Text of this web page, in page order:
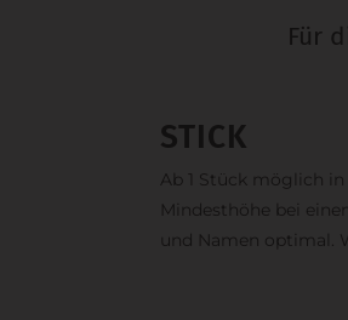
Für
STICK
Ab 1 Stück möglich
Mindesthöhe bei
und Namen optimal.